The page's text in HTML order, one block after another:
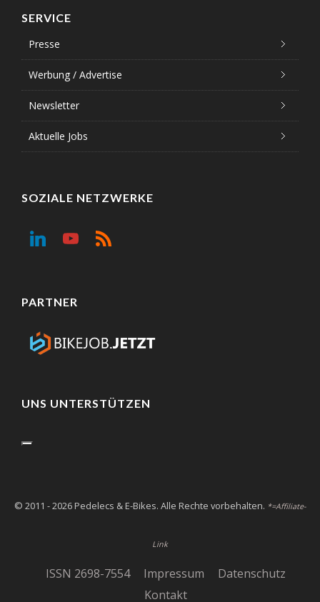
SERVICE
Presse
Werbung / Advertise
Newsletter
Aktuelle Jobs
SOZIALE NETZWERKE
PARTNER
UNS UNTERSTÜTZEN
© 2011 - 2026 Pedelecs & E-Bikes. Alle Rechte vorbehalten. *=Affiliate-
Link
ISSN 2698-7554 Impressum
Datenschutz
Kontakt